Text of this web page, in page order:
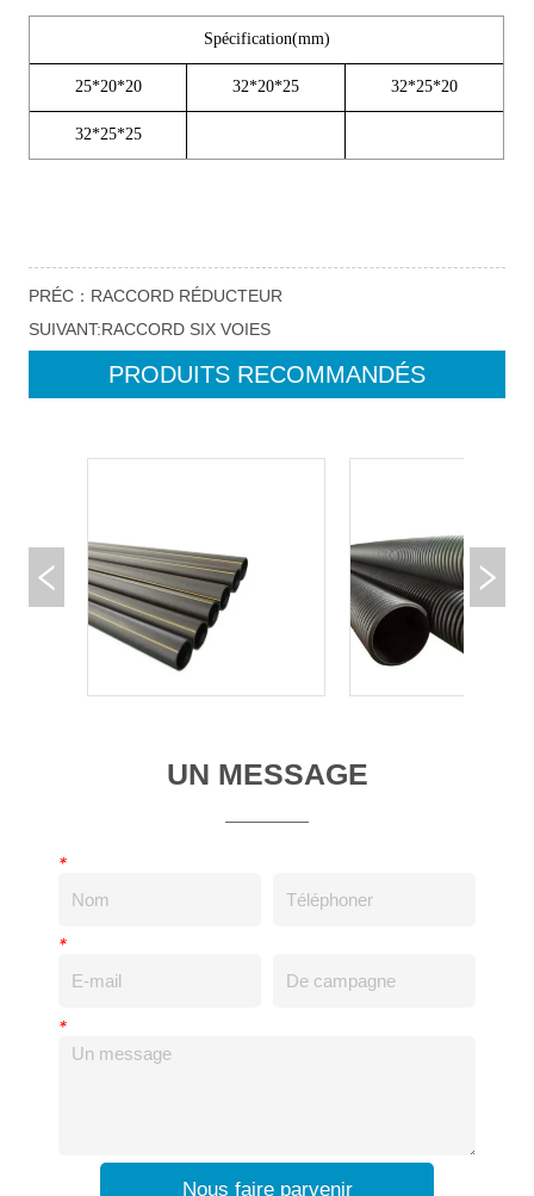
PRÉC： RACCORD RÉDUCTEUR
SUIVANT:RACCORD SIX VOIES
PRODUITS RECOMMANDÉS
UN MESSAGE
*
*
*
Nous faire parvenir